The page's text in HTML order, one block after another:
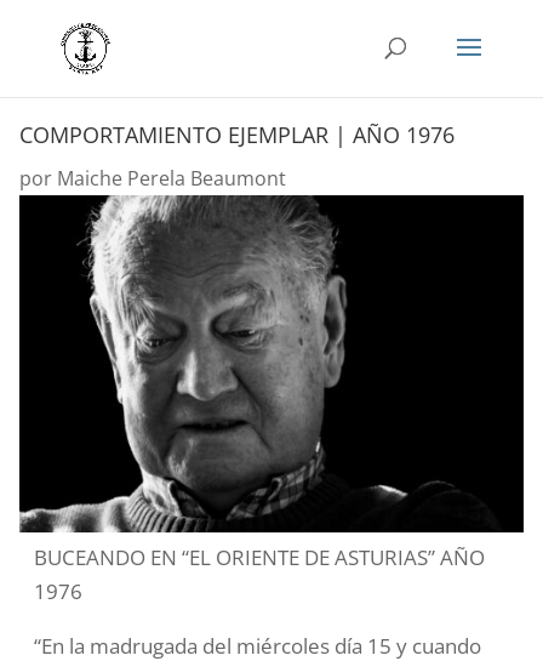
COMPORTAMIENTO EJEMPLAR | AÑO 1976
por Maiche Perela Beaumont
BUCEANDO EN “EL ORIENTE DE ASTURIAS”AÑO
1976
“En la madrugada del miércoles día 15 y cuando